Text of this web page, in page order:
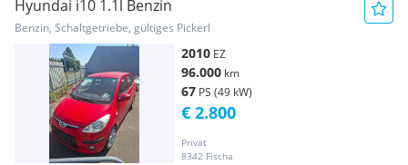
Hyundai i10 1.1l Benzin
Benzin, Schaltgetriebe, gültiges Pickerl
2010 EZ
96.000 km
67 PS (49 kW)
Privat
8342 Fischa
€ 2.800